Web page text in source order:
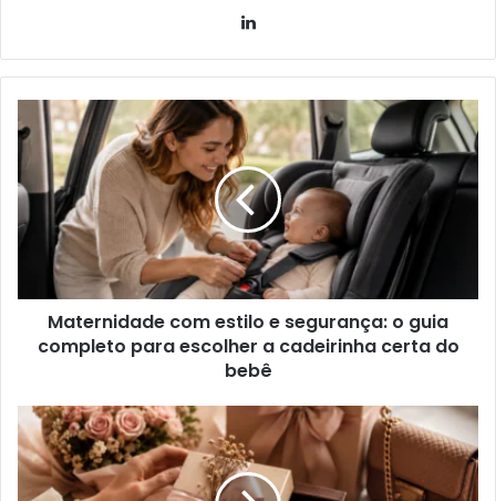
Maternidade com estilo e segurança: o guia
completo para escolher a cadeirinha certa do
bebê